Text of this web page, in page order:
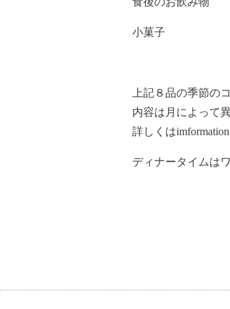
小菓子
上記８品の季節の
内容は月によって
詳しくは
ディナータイムは